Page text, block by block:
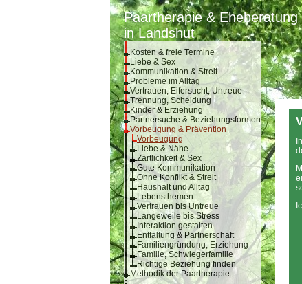
Paartherapie & Eheberatung
in Landshut
Kosten & freie Termine
Liebe & Sex
Kommunikation & Streit
Probleme im Alltag
Vertrauen, Eifersucht, Untreue
Trennung, Scheidung
Kinder & Erziehung
Partnersuche & Beziehungsformen
Vorbeugung & Prävention
Vorbeugung
Liebe & Nähe
Zärtlichkeit & Sex
Gute Kommunikation
Ohne Konflikt & Streit
Haushalt und Alltag
Lebensthemen
Vertrauen bis Untreue
Langeweile bis Stress
Interaktion gestalten
Entfaltung & Partnerschaft
Familiengründung, Erziehung
Familie, Schwiegerfamilie
Richtige Beziehung finden
Methodik der Paartherapie